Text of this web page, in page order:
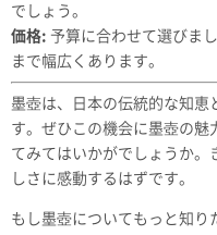
でしょう。
価格: 予算に合わせて選びま
まで幅広くあります。
墨壺は、日本の伝統的な知恵
す。ぜひこの機会に墨壺の魅
てみてはいかがでしょうか。
しさに感動するはずです。
もし墨壺についてもっと知り